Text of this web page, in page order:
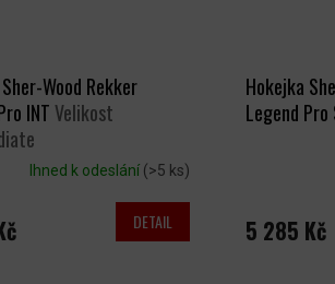
Wood Rekker
INT Velikost
Ihned k odeslání (>5 ks)
DETAIL
Hokejka
Legend Pro
5 285 Kč